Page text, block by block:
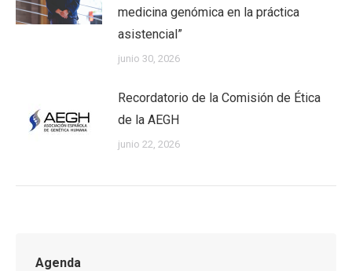
medicina genómica en la práctica
asistencial”
junio 30, 2026
Recordatorio de la Comisión de Ética
de la AEGH
junio 22, 2026
Agenda